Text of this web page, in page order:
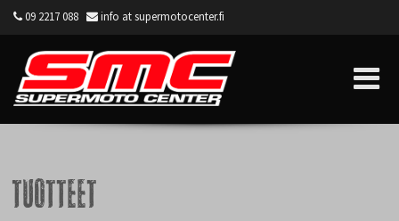
09 2217 088 info at supermotocenter.fi
Tuotteet